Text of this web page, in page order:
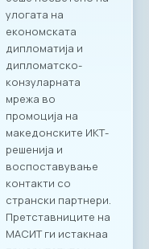
Програмата
предвидува
стручни
презентации за
состојбите во ИКТ
секторите во
двете земји,
пленарен преглед
на процесите на
дигитализација во
клучните
индустрии, како и
сесии за однапред
закажани B2B
состаноци.